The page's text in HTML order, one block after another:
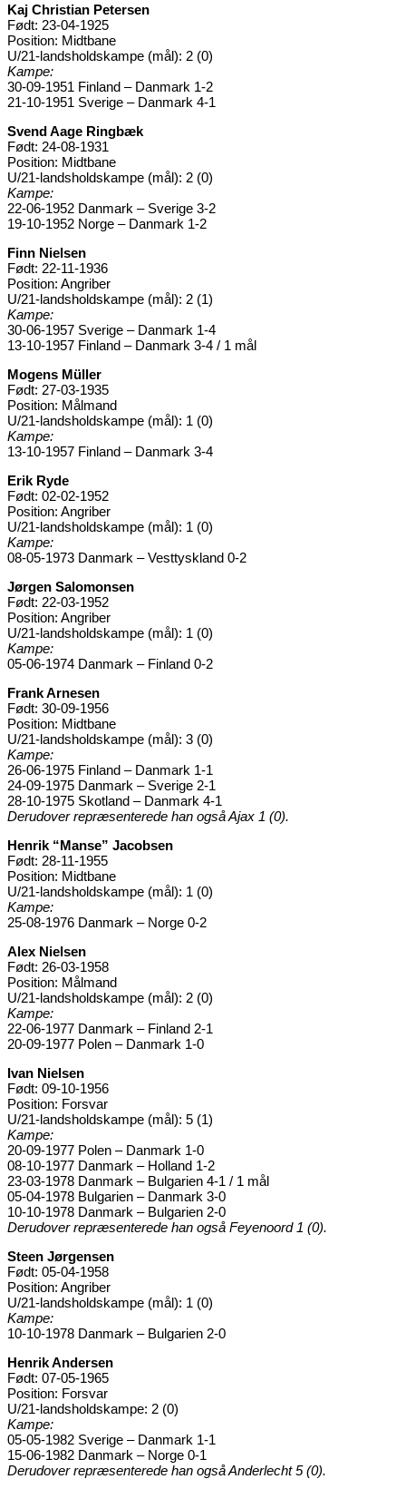
Kaj Christian Petersen
Født: 23-04-1925
Position: Midtbane
U/21-landsholdskampe (mål): 2 (0)
Kampe:
30-09-1951 Finland – Danmark 1-2
21-10-1951 Sverige – Danmark 4-1
Svend Aage Ringbæk
Født: 24-08-1931
Position: Midtbane
U/21-landsholdskampe (mål): 2 (0)
Kampe:
22-06-1952 Danmark – Sverige 3-2
19-10-1952 Norge – Danmark 1-2
Finn Nielsen
Født: 22-11-1936
Position: Angriber
U/21-landsholdskampe (mål): 2 (1)
Kampe:
30-06-1957 Sverige – Danmark 1-4
13-10-1957 Finland – Danmark 3-4 / 1 mål
Mogens Müller
Født: 27-03-1935
Position: Målmand
U/21-landsholdskampe (mål): 1 (0)
Kampe:
13-10-1957 Finland – Danmark 3-4
Erik Ryde
Født: 02-02-1952
Position: Angriber
U/21-landsholdskampe (mål): 1 (0)
Kampe:
08-05-1973 Danmark – Vesttyskland 0-2
Jørgen Salomonsen
Født: 22-03-1952
Position: Angriber
U/21-landsholdskampe (mål): 1 (0)
Kampe:
05-06-1974 Danmark – Finland 0-2
Frank Arnesen
Født: 30-09-1956
Position: Midtbane
U/21-landsholdskampe (mål): 3 (0)
Kampe:
26-06-1975 Finland – Danmark 1-1
24-09-1975 Danmark – Sverige 2-1
28-10-1975 Skotland – Danmark 4-1
Derudover repræsenterede han også Ajax 1 (0).
Henrik “Manse” Jacobsen
Født: 28-11-1955
Position: Midtbane
U/21-landsholdskampe (mål): 1 (0)
Kampe:
25-08-1976 Danmark – Norge 0-2
Alex Nielsen
Født: 26-03-1958
Position: Målmand
U/21-landsholdskampe (mål): 2 (0)
Kampe:
22-06-1977 Danmark – Finland 2-1
20-09-1977 Polen – Danmark 1-0
Ivan Nielsen
Født: 09-10-1956
Position: Forsvar
U/21-landsholdskampe (mål): 5 (1)
Kampe:
20-09-1977 Polen – Danmark 1-0
08-10-1977 Danmark – Holland 1-2
23-03-1978 Danmark – Bulgarien 4-1 / 1 mål
05-04-1978 Bulgarien – Danmark 3-0
10-10-1978 Danmark – Bulgarien 2-0
Derudover repræsenterede han også Feyenoord 1 (0).
Steen Jørgensen
Født: 05-04-1958
Position: Angriber
U/21-landsholdskampe (mål): 1 (0)
Kampe:
10-10-1978 Danmark – Bulgarien 2-0
Henrik Andersen
Født: 07-05-1965
Position: Forsvar
U/21-landsholdskampe: 2 (0)
Kampe:
05-05-1982 Sverige – Danmark 1-1
15-06-1982 Danmark – Norge 0-1
Derudover repræsenterede han også Anderlecht 5 (0).